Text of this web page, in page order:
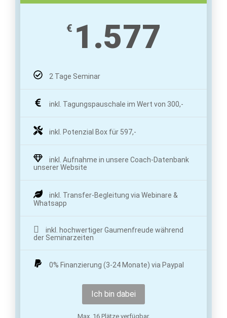
€ 1.577
2 Tage Seminar
inkl. Tagungspauschale im Wert von 300,-
inkl. Potenzial Box für 597,-
inkl. Aufnahme in unsere Coach-Datenbank
unserer Website
inkl. Transfer-Begleitung via Webinare &
Whatsapp
inkl. hochwertiger Gaumenfreude während
der Seminarzeiten
0% Finanzierung (3-24 Monate) via Paypal
Ich bin dabei
Max. 16 Plätze verfügbar.